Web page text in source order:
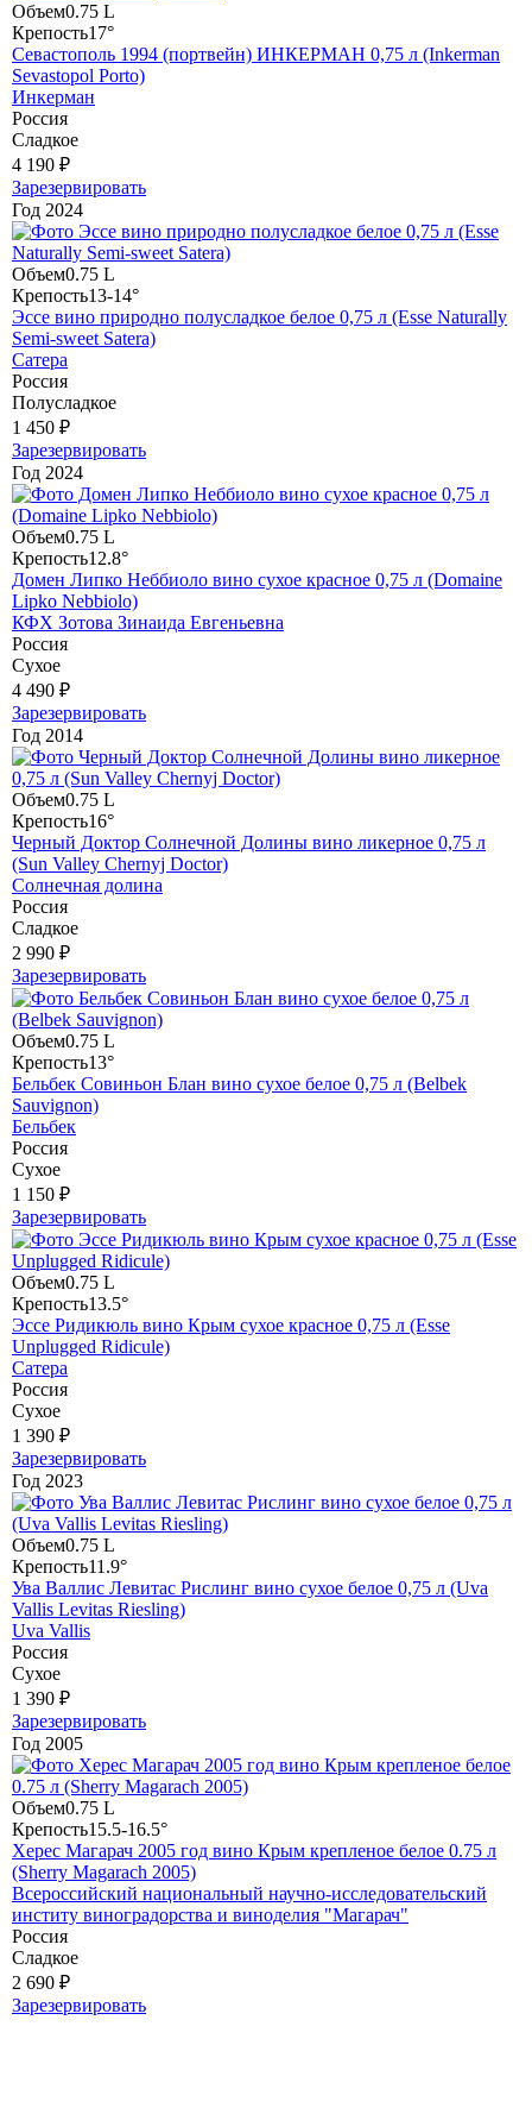
Объем0.75 L
Крепость17°
Севастополь 1994 (портвейн) ИНКЕРМАН 0,75 л (Inkerman
Sevastopol Porto)
Инкерман
Россия
Сладкое
4 190 ₽
Зарезервировать
Год 2024
Объем0.75 L
Крепость13-14°
Эссе вино природно полусладкое белое 0,75 л (Esse Naturally
Semi-sweet Satera)
Сатера
Россия
Полусладкое
1 450 ₽
Зарезервировать
Год 2024
Объем0.75 L
Крепость12.8°
Домен Липко Неббиоло вино сухое красное 0,75 л (Domaine
Lipko Nebbiolo)
КФХ Зотова Зинаида Евгеньевна
Россия
Сухое
4 490 ₽
Зарезервировать
Год 2014
Объем0.75 L
Крепость16°
Черный Доктор Солнечной Долины вино ликерное 0,75 л
(Sun Valley Chernyj Doctor)
Солнечная долина
Россия
Сладкое
2 990 ₽
Зарезервировать
Объем0.75 L
Крепость13°
Бельбек Совиньон Блан вино сухое белое 0,75 л (Belbek
Sauvignon)
Бельбек
Россия
Сухое
1 150 ₽
Зарезервировать
Объем0.75 L
Крепость13.5°
Эссе Ридикюль вино Крым сухое красное 0,75 л (Esse
Unplugged Ridicule)
Сатера
Россия
Сухое
1 390 ₽
Зарезервировать
Год 2023
Объем0.75 L
Крепость11.9°
Ува Валлис Левитас Рислинг вино сухое белое 0,75 л (Uva
Vallis Levitas Riesling)
Uva Vallis
Россия
Сухое
1 390 ₽
Зарезервировать
Год 2005
Объем0.75 L
Крепость15.5-16.5°
Херес Магарач 2005 год вино Крым крепленое белое 0.75 л
(Sherry Magarach 2005)
Всероссийский национальный научно-исследовательский
институ виноградорства и виноделия "Магарач"
Россия
Сладкое
2 690 ₽
Зарезервировать